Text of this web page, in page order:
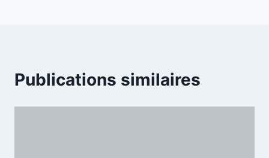
Publications similaires